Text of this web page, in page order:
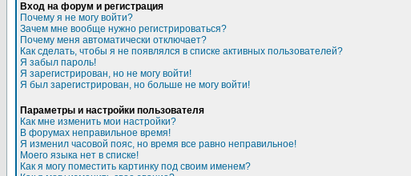
Вход на форум и регистрация
Почему я не могу войти?
Зачем мне вообще нужно регистрироваться?
Почему меня автоматически отключает?
Как сделать, чтобы я не появлялся в списке активных пользователей?
Я забыл пароль!
Я зарегистрирован, но не могу войти!
Я был зарегистрирован, но больше не могу войти!
Параметры и настройки пользователя
Как мне изменить мои настройки?
В форумах неправильное время!
Я изменил часовой пояс, но время все равно неправильное!
Моего языка нет в списке!
Как я могу поместить картинку под своим именем?